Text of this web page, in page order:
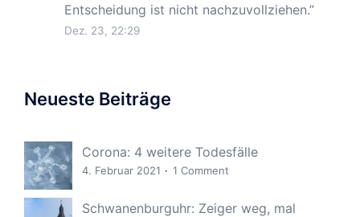
Entscheidung ist nicht nachzuvollziehen.”
Dez. 23, 22:29
Neueste Beiträge
Corona: 4 weitere Todesfälle
4. Februar 2021 1 Comment
Schwanenburguhr: Zeiger weg, mal